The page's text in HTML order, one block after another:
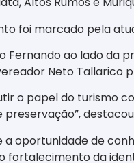
foi marcado pela
Fernando ao lado da
Neto Tallarico
o papel do turismo
a oportunidade de
fortalecimento da